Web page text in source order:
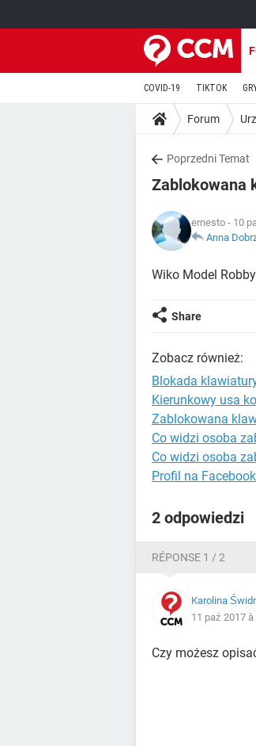
COVID-19 TIKTOK
Forum
Poprzedni Temat
Zablokowana
ernesto - 10
Anna
Wiko Model
Share
Zobacz również:
Blokada
Kierunkowy usa
Zablokowana
Co widzi osoba
Co widzi osoba
Profil na
2 odpowiedzi
RÉPONSE 1 / 2
Karolina
11 paź 2017 à
Czy możesz